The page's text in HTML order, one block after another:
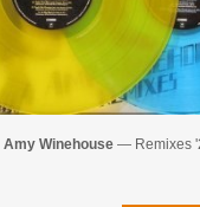
Amy Winehouse— Remixes